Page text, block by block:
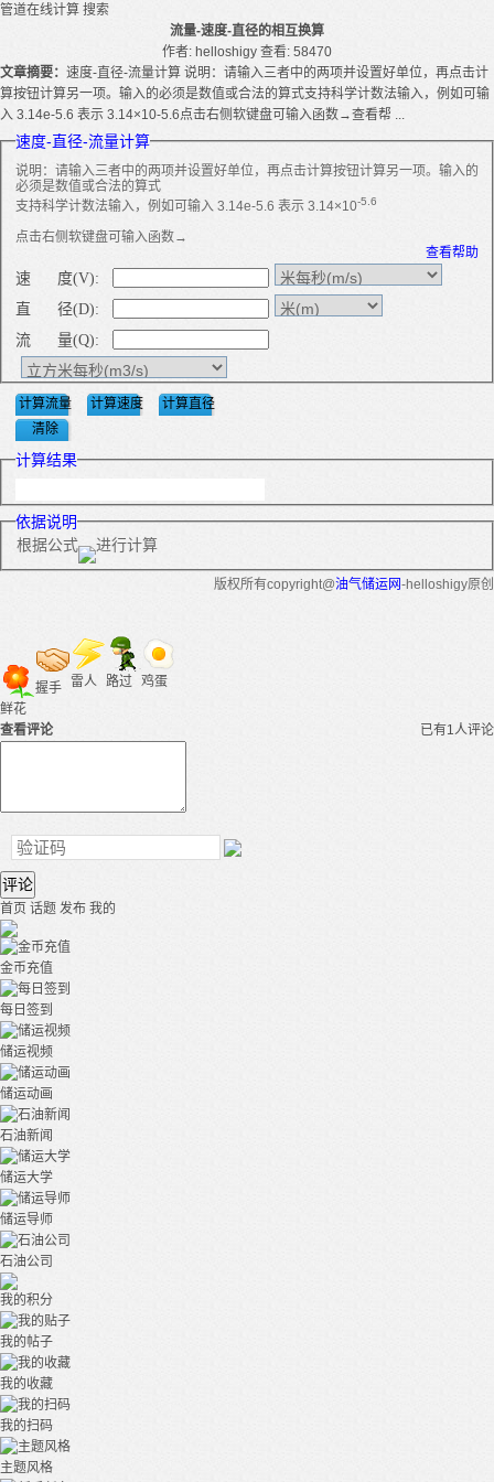
管道在线计算 搜索
流量-速度-直径的相互换算
作者: helloshigy 查看: 58470
文章摘要： 速度-直径-流量计算 说明：请输入三者中的两项并设置好单位，再点击计
算按钮计算另一项。输入的必须是数值或合法的算式支持科学计数法输入，例如可输
入 3.14e-5.6 表示 3.14×10-5.6点击右侧软键盘可输入函数→查看帮 ...
速度-直径-流量计算
说明：请输入三者中的两项并设置好单位，再点击计算按钮计算另一项。输入的
必须是数值或合法的算式
支持科学计数法输入，例如可输入 3.14e-5.6 表示 3.14×10-5.6
点击右侧软键盘可输入函数→
查看帮助
速 度(V):
直 径(D):
流 量(Q):
计算结果
依据说明
根据公式
进行计算
版权所有copyright@油气储运网-helloshigy原创
鲜花
握手 雷人 路过 鸡蛋
已有1人评论
查看评论
评论
首页 话题 发布 我的
金币充值
每日签到
储运视频
储运动画
石油新闻
储运大学
储运导师
石油公司
我的积分
我的帖子
我的收藏
我的扫码
主题风格